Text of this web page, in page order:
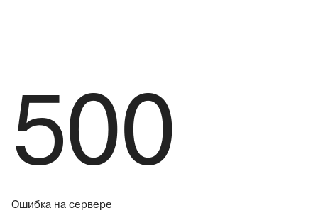
500
Ошибка на сервере